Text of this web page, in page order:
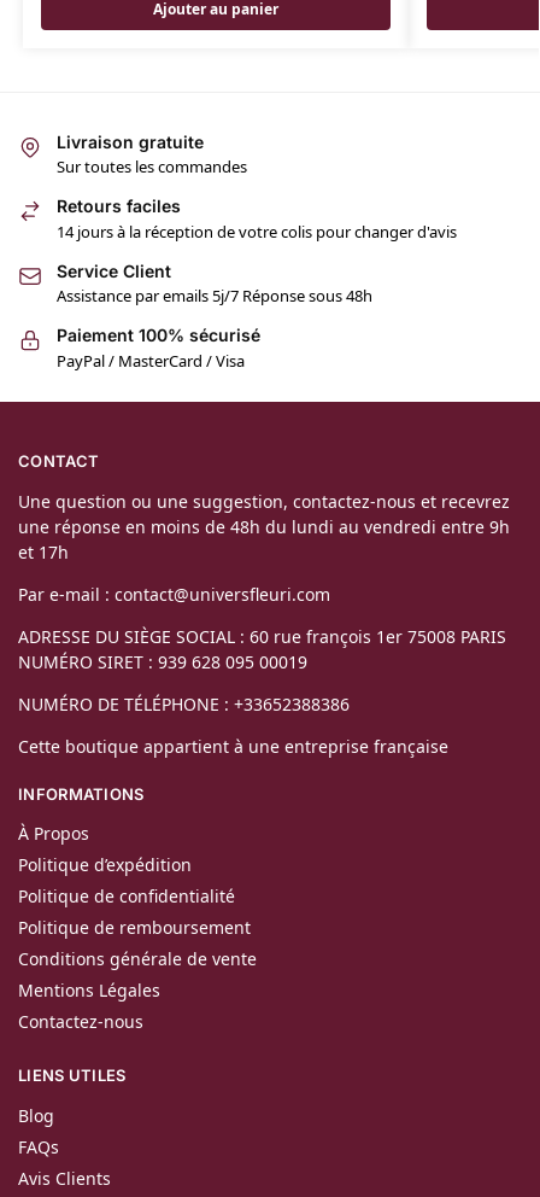
Ajouter au panier
Livraison gratuite
Sur toutes les commandes
Retours faciles
14 jours à la réception de votre colis pour changer d'avis
Service Client
Assistance par emails 5j/7 Réponse sous 48h
Paiement 100% sécurisé
PayPal / MasterCard / Visa
CONTACT
Une question ou une suggestion, contactez-nous et recevrez
une réponse en moins de 48h du lundi au vendredi entre 9h
et 17h
Par e-mail : contact@universfleuri.com
ADRESSE DU SIÈGE SOCIAL : 60 rue françois 1er 75008 PARIS
NUMÉRO SIRET : 939 628 095 00019
NUMÉRO DE TÉLÉPHONE : +33652388386
Cette boutique appartient à une entreprise française
INFORMATIONS
À Propos
Politique d’expédition
Politique de confidentialité
Politique de remboursement
Conditions générale de vente
Mentions Légales
Contactez-nous
LIENS UTILES
Blog
FAQs
Avis Clients